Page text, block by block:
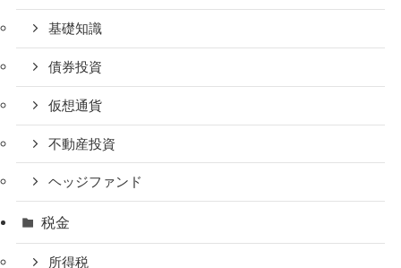
基礎知識
債券投資
仮想通貨
不動産投資
ヘッジファンド
税金
所得税